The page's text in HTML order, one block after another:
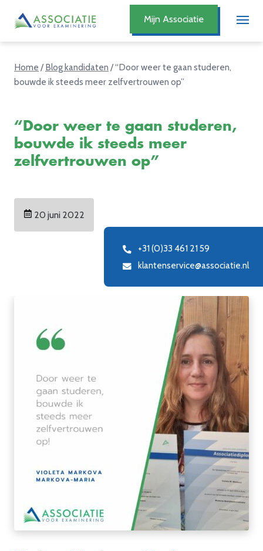
Mijn Associatie
Home /Blog kandidaten /“Door weer te gaan studeren,
bouwde ik steeds meer zelfvertrouwen op”
“Door weer te gaan studeren,
bouwde ik steeds meer
zelfvertrouwen op”
20 juni 2022
+31 (0)33 461 21 59
klantenservice@associatie.nl